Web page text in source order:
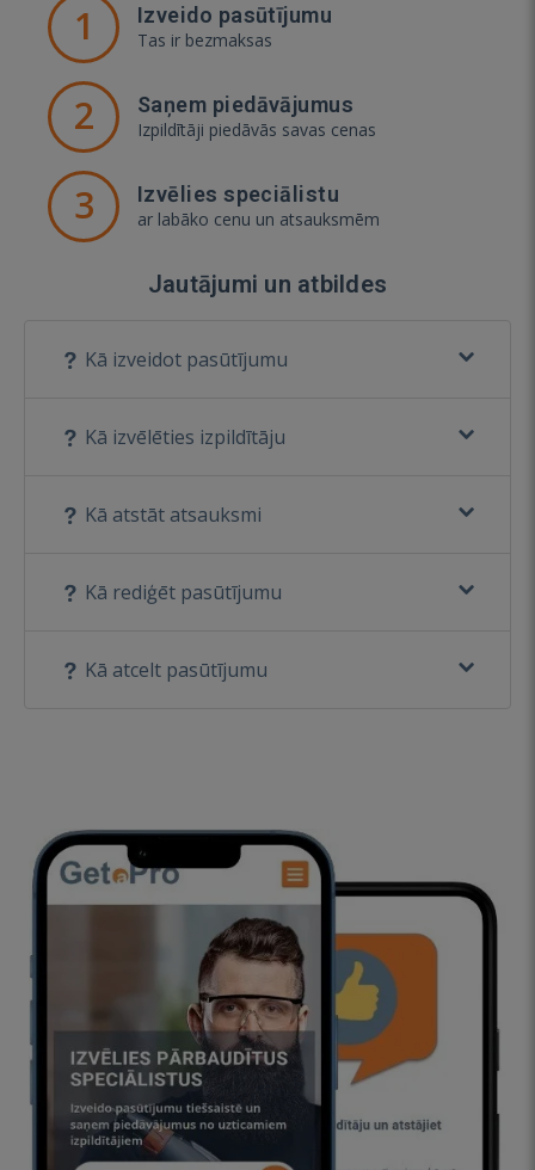
1 Izveido pasūtījumu
Tas ir bezmaksas
2 Saņem piedāvājumus
Izpildītāji piedāvās savas cenas
3 Izvēlies speciālistu
ar labāko cenu un atsauksmēm
Jautājumi un atbildes
Kā izveidot pasūtījumu
Kā izvēlēties izpildītāju
Kā atstāt atsauksmi
Kā rediģēt pasūtījumu
Kā atcelt pasūtījumu